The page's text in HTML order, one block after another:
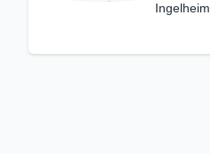
Ingelheim